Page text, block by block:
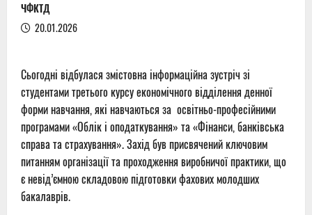
ЧФКТД
20.01.2026
Сьогодні відбулася змістовна інформаційна зустріч зі
студентами третього курсу економічного відділення денної
форми навчання, які навчаються за освітньо-професійними
програмами «Облік і оподаткування» та «Фінанси, банківська
справа та страхування». Захід був присвячений ключовим
питанням організації та проходження виробничої практики, що
є невід’ємною складовою підготовки фахових молодших
бакалаврів.